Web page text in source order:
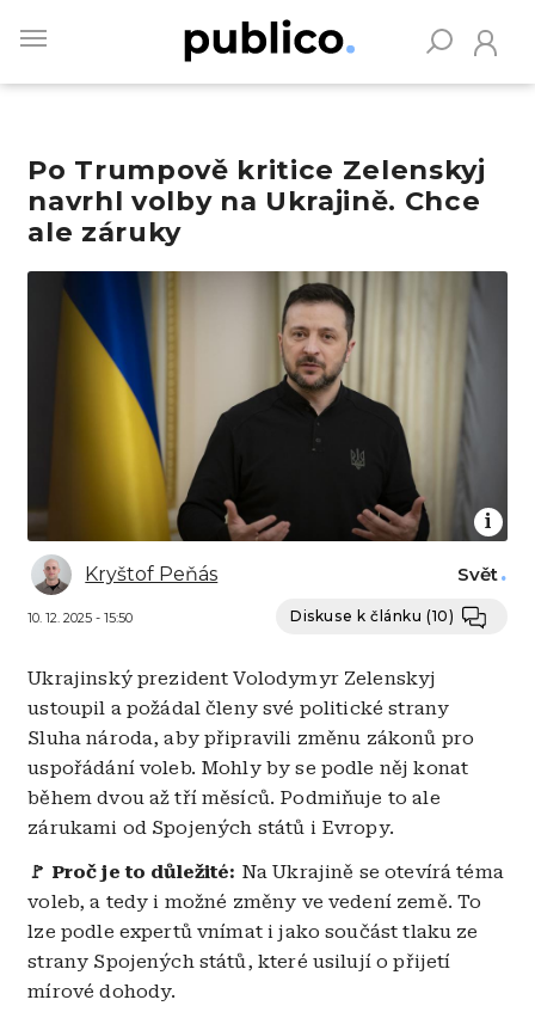
main
Po Trumpově kritice Zelenskyj
navrhl volby na Ukrajině. Chce
ale záruky
Obrázek
Kryštof Peňás
10. 12. 2025 - 15:50
Svět
Diskuse k článku(10)
Ukrajinský prezident Volodymyr Zelenskyj
ustoupil a požádal členy své politické strany
Sluha národa, aby připravili změnu zákonů pro
uspořádání voleb. Mohly by se podle něj konat
během dvou až tří měsíců. Podmiňuje to ale
zárukami od Spojených států i Evropy.
🚩 Proč je to důležité: Na Ukrajině se otevírá téma
voleb, a tedy i možné změny ve vedení země. To
lze podle expertů vnímat i jako součást tlaku ze
strany Spojených států, které usilují o přijetí
mírové dohody.
Vyhledávejte na Publiku